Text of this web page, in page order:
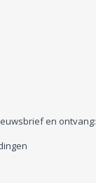
en ontvang: